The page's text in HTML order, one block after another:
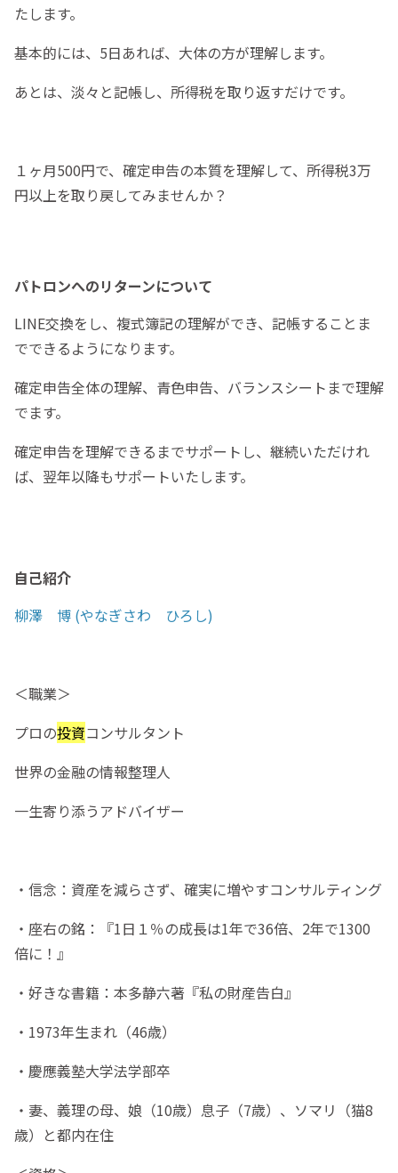
たします。
基本的には、5日あれば、大体の方が理解します。
あとは、淡々と記帳し、所得税を取り返すだけです。
１ヶ月500円で、確定申告の本質を理解して、所得税3万
円以上を取り戻してみませんか？
パトロンへのリターンについて
LINE交換をし、複式簿記の理解ができ、記帳することま
でできるようになります。
確定申告全体の理解、青色申告、バランスシートまで理解
でます。
確定申告を理解できるまでサポートし、継続いただけれ
ば、翌年以降もサポートいたします。
自己紹介
柳澤 博 (やなぎさわ ひろし)
＜職業＞
プロの投資コンサルタント
世界の金融の情報整理人
一生寄り添うアドバイザー
・信念：資産を減らさず、確実に増やすコンサルティング
・座右の銘：『1日１％の成長は1年で36倍、2年で1300
倍に！』
・好きな書籍：本多静六著『私の財産告白』
・1973年生まれ（46歳）
・慶應義塾大学法学部卒
・妻、義理の母、娘（10歳）息子（7歳）、ソマリ（猫8
歳）と都内在住